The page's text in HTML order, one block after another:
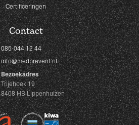
Certificeringen
Contact
085-044 12 44
info@medprevent.nl
Bezoekadres
Trijehoek 19
8408 HB Lippenhuizen